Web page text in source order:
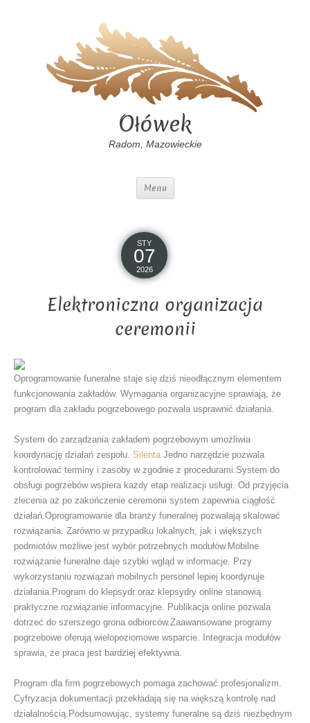
Ołówek
Radom, Mazowieckie
Menu
STY
07
2026
Elektroniczna organizacja
ceremonii
Oprogramowanie funeralne staje się dziś nieodłącznym elementem
funkcjonowania zakładów. Wymagania organizacyjne sprawiają, że
program dla zakładu pogrzebowego pozwala usprawnić działania.
System do zarządzania zakładem pogrzebowym umożliwia
koordynację działań zespołu. SilentaJedno narzędzie pozwala
kontrolować terminy i zasoby w zgodnie z procedurami.System do
obsługi pogrzebów wspiera każdy etap realizacji usługi. Od przyjęcia
zlecenia aż po zakończenie ceremonii system zapewnia ciągłość
działań.Oprogramowanie dla branży funeralnej pozwalają skalować
rozwiązania. Zarówno w przypadku lokalnych, jak i większych
podmiotów możliwe jest wybór potrzebnych modułów.Mobilne
rozwiązanie funeralne daje szybki wgląd w informacje. Przy
wykorzystaniu rozwiązań mobilnych personel lepiej koordynuje
działania.Program do klepsydr oraz klepsydry online stanowią
praktyczne rozwiązanie informacyjne. Publikacja online pozwala
dotrzeć do szerszego grona odbiorców.Zaawansowane programy
pogrzebowe oferują wielopoziomowe wsparcie. Integracja modułów
sprawia, że praca jest bardziej efektywna.
Program dla firm pogrzebowych pomaga zachować profesjonalizm.
Cyfryzacja dokumentacji przekładają się na większą kontrolę nad
działalnością.Podsumowując, systemy funeralne są dziś niezbędnym